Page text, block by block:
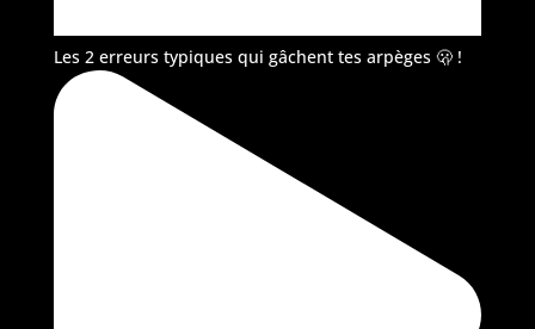
Les 2 erreurs typiques qui gâchent tes arpèges 🫢 !